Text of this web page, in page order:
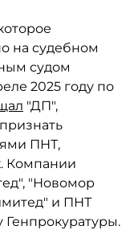
на судебном
судом
2025 году по
"ДП",
ПНТ,
Компании
"Новомор
и ПНТ
Генпрокуратуры.